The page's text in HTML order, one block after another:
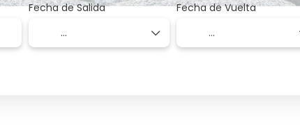
Fecha de Salida Fecha de Vuelta